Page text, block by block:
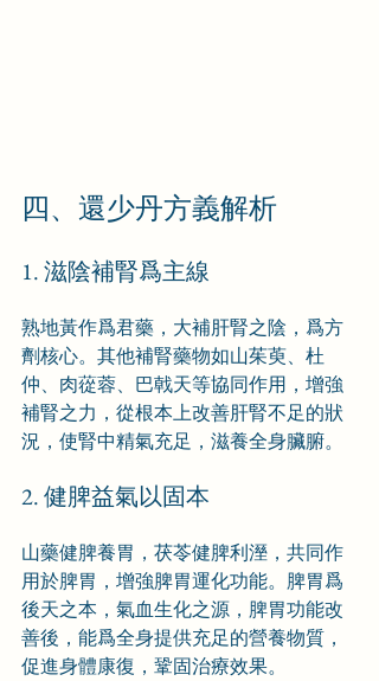
四、還少丹方義解析
1. 滋陰補腎爲主線
熟地黃作爲君藥，大補肝腎之陰，爲方
劑核心。其他補腎藥物如山茱萸、杜
仲、肉蓯蓉、巴戟天等協同作用，增強
補腎之力，從根本上改善肝腎不足的狀
況，使腎中精氣充足，滋養全身臟腑。
2. 健脾益氣以固本
山藥健脾養胃，茯苓健脾利溼，共同作
用於脾胃，增強脾胃運化功能。脾胃爲
後天之本，氣血生化之源，脾胃功能改
善後，能爲全身提供充足的營養物質，
促進身體康復，鞏固治療效果。